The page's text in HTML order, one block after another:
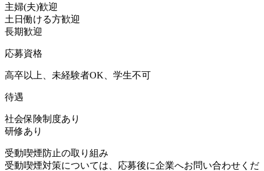
主婦(夫)歓迎
土日働ける方歓迎
長期歓迎
応募資格
高卒以上、未経験者OK、学生不可
待遇
社会保険制度あり
研修あり
受動喫煙防止の取り組み
受動喫煙対策については、応募後に企業へお問い合わせくだ